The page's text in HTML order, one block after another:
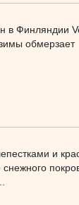
Финляндии
обмерзает
и